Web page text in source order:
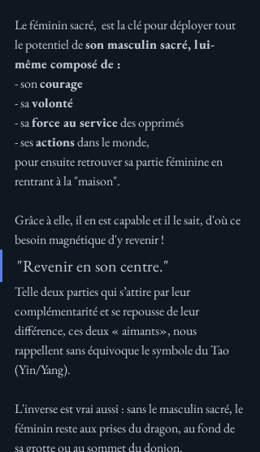
Le féminin sacré,  est la clé pour déployer tout
le potentiel de son masculin sacré, lui-
même composé de :
- son courage
- sa volonté
- sa force au service des opprimés
- ses actions dans le monde,
pour ensuite retrouver sa partie féminine en
rentrant à la "maison".
Grâce à elle, il en est capable et il le sait, d'où ce
besoin magnétique d'y revenir !
"Revenir en son centre."
Telle deux parties qui s’attire par leur
complémentarité et se repousse de leur
différence, ces deux « aimants», nous
rappellent sans équivoque le symbole du Tao
(Yin/Yang).
L'inverse est vrai aussi : sans le masculin sacré, le
féminin reste aux prises du dragon, au fond de
sa grotte ou au sommet du donjon.